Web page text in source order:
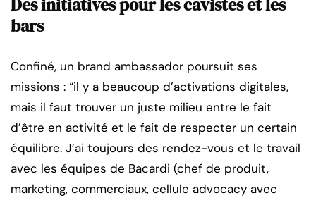
Des initiatives pour les cavistes et les
bars
Confiné, un brand ambassador poursuit ses
missions : “il y a beaucoup d’activations digitales,
mais il faut trouver un juste milieu entre le fait
d’être en activité et le fait de respecter un certain
équilibre. J’ai toujours des rendez-vous et le travail
avec les équipes de Bacardi (chef de produit,
marketing, commerciaux, cellule advocacy avec